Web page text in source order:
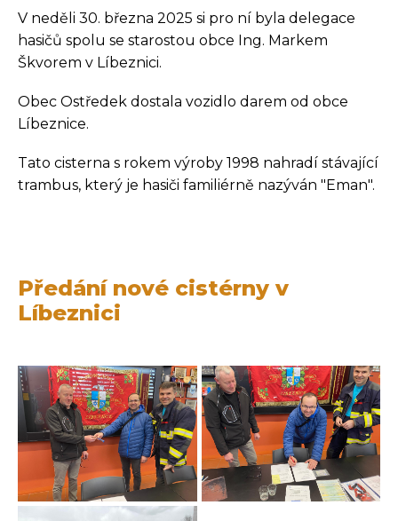
V neděli 30. března 2025 si pro ní byla delegace
hasičů spolu se starostou obce Ing. Markem
Škvorem v Líbeznici.
Obec Ostředek dostala vozidlo darem od obce
Líbeznice.
Tato cisterna s rokem výroby 1998 nahradí stávající
trambus, který je hasiči familiérně nazýván "Eman".
Předání nové cistérny v
Líbeznici